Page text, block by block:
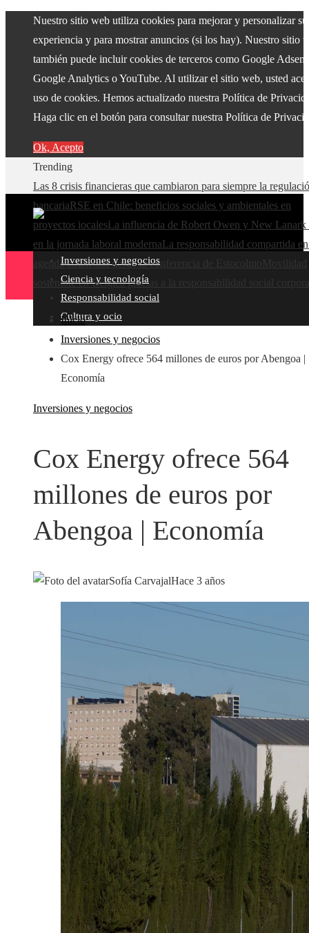
Nuestro sitio web utiliza cookies para mejorar y personalizar su
experiencia y para mostrar anuncios (si los hay). Nuestro sitio
también puede incluir cookies de terceros como Google
Google Analytics o YouTube. Al utilizar el sitio web, usted
uso de cookies. Hemos actualizado nuestra Política de
Haga clic en el botón para consultar nuestra Política de
Ok, Acepto
Trending
Las 8 crisis financieras que cambiaron para siempre la
bancariaRSE en Chile: beneficios sociales y ambientales en
proyectos localesLa influencia de Robert Owen y New
en la jornada laboral modernaLa responsabilidad compartida
agenda ambiental desde la conferencia de Estocolmo
sostenible en Bélgica gracias a la responsabilidad social
Inversiones y negocios
Ciencia y tecnología
Responsabilidad social
Cultura y ocio
Inicio
Inversiones y negocios
Cox Energy ofrece 564 millones de euros por Abengoa |
Economía
Inversiones y negocios
Cox Energy ofrece 564
millones de euros por
Abengoa | Economía
Sofía CarvajalHace 3 años